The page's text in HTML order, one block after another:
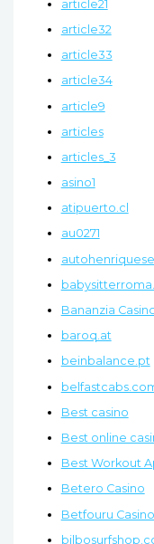
article21
article32
article33
article34
article9
articles
articles_3
asino1
atipuerto.cl
au0271
Bananzia
baroq.at
beinbalance.pt
Best casino
Best online
Best Workout
Betero Casino
Betfouru Casino